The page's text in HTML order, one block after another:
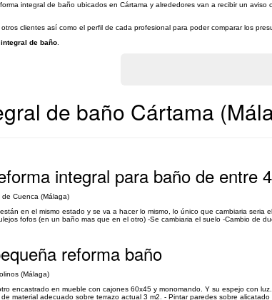
integral de baño ubicados en Cártama y alrededores van a recibir un
clientes así como el perfil de cada profesional para poder comparar los
de baño
de baño Cártama
integral para baño de entre
Cuenca (Málaga)
en el mismo estado y se va a hacer lo mismo, lo único que cambiaria
fofos (en un baño mas que en el otro) -Se cambiaria el suelo -Cambio de
reforma baño
(Málaga)
encastrado en mueble con cajones 60x45 y monomando. Y su espejo con
material adecuado sobre terrazo actual 3 m2. - Pintar paredes sobre